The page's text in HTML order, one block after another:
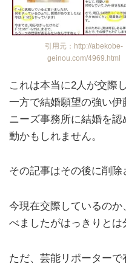
引用元：http://abekobe-
geinou.com/4969.html
これは本当に2人が交際
一方で結婚願望の強い
ニーズ事務所に結婚を
動かもしれません。
その記事はその後に削除
今現在交際しているの
べましたがはっきりとは
ただ、芸能リポーター